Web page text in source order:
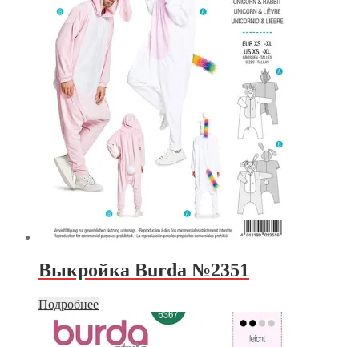
Выкройка Burda №2351
Подробнее